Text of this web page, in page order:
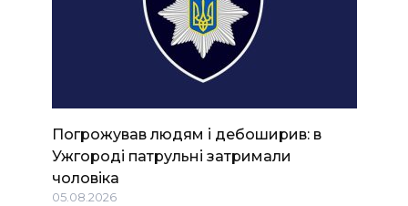
Погрожував людям і дебоширив: в
Ужгороді патрульні затримали
чоловіка
05.08.2026